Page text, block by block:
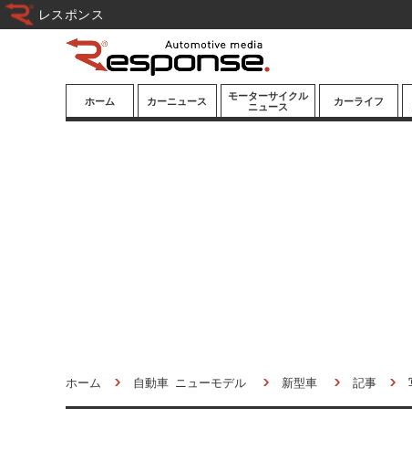
ホーム カーニュース
モーターサイクル
ニュース
カーライフ
ホーム 自動車 ニューモデル 新型車 記事
レスポンス